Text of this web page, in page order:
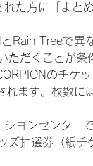
た方に「まと
Rain Treeで異
だくことが
のチケ
ます。枚数に
ョンセンター
抽選券（紙チ